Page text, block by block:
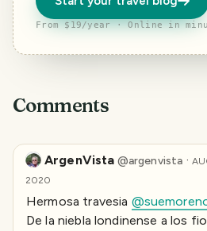
From $19/year · Online in
Comments
ArgenVista @argenvista ·
2020
Hermosa travesia
De la niebla londinense a los